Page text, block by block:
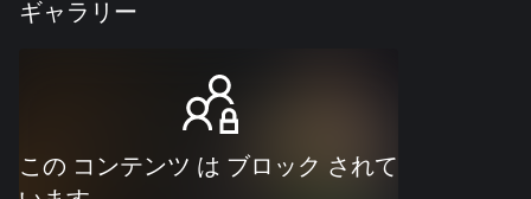
ギャラリー
この コンテンツ は ブロック されて